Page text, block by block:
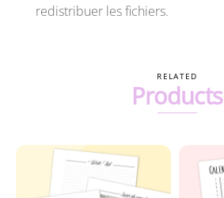
redistribuer les fichiers.
RELATED
Products